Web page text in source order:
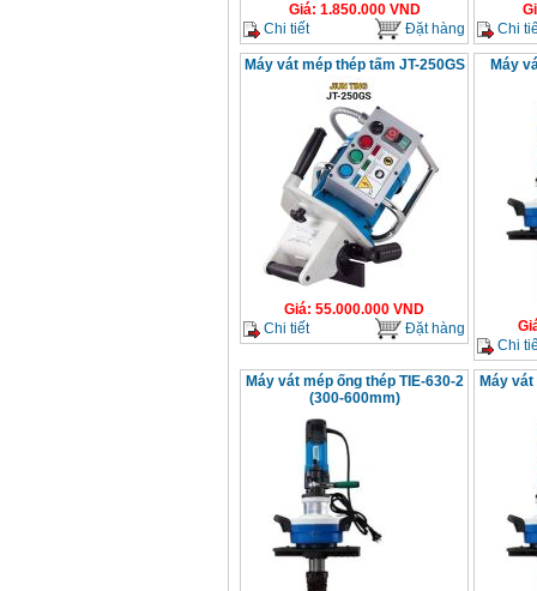
Giá: 1.850.000VND
Chi tiết
Đặt hàng
Chi
Máy vát mép thép tấm JT-250GS
Giá: 55.000.000 VND
Chi tiết
Đặt hàng
Máy
Chi
Máy vát mép ống thép TIE-630-2
(300-600mm)
Máy vát